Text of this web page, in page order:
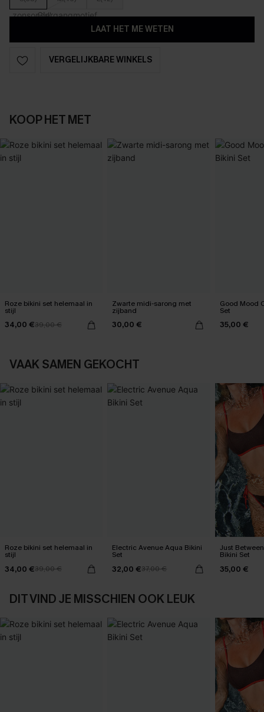
LAAT HET ME WETEN
VERGELIJKBARE WINKELS
KOOP HET MET
Roze bikini set helemaal in
stijl
34,00 €39,00 €
Zwarte midi-sarong met
zijband
30,00 €
Good Mood
Set
35,00 €
VAAK SAMEN GEKOCHT
Roze bikini set helemaal in
stijl
34,00 €39,00 €
Electric Avenue Aqua Bikini
Set
32,00 €37,00 €
Just
Bikini Set
35,00 €
DIT VIND JE MISSCHIEN OOK LEUK